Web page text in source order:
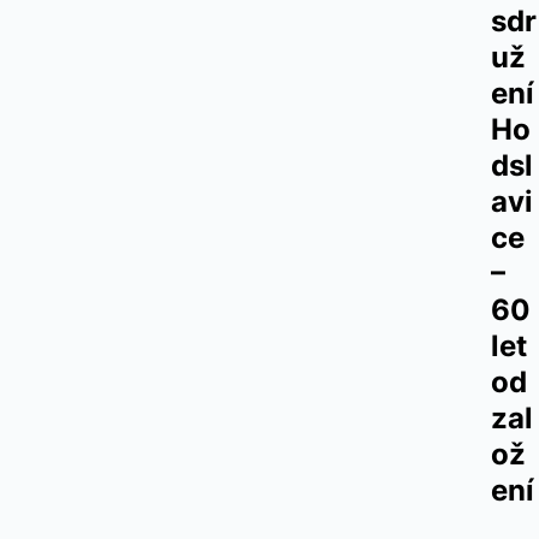
sdr
už
ení
Ho
dsl
avi
ce
–
60
let
od
zal
ož
ení